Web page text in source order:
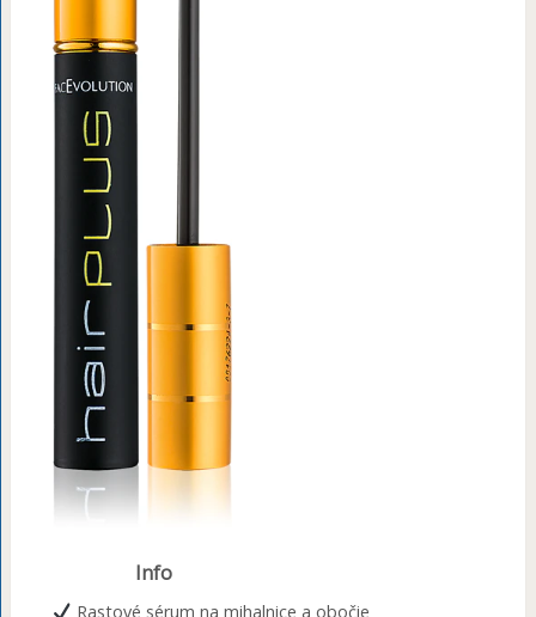
Info
Rastové sérum na mihalnice a obočie